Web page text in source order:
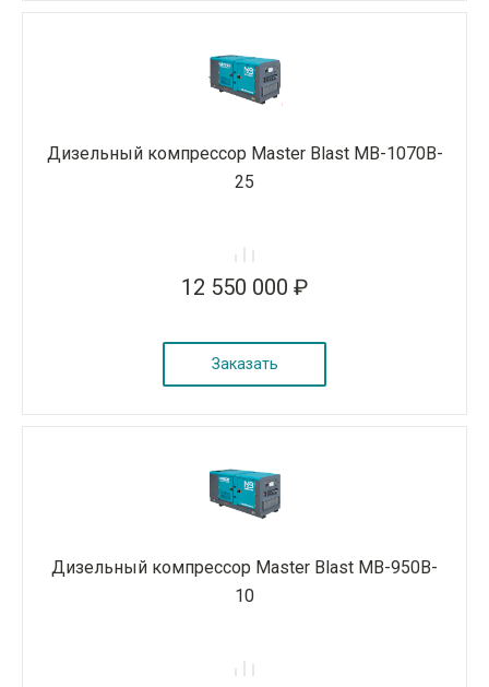
Дизельный компрессор Master Blast MB-1070B-
25
12 550 000 ₽
Заказать
Дизельный компрессор Master Blast MB-950B-
10